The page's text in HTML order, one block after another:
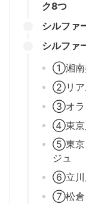
ク8つ
シルファ
シルファ
①湘南
②リア
③オラ
④東京
⑤東京
ジュ
⑥立川
⑦松倉